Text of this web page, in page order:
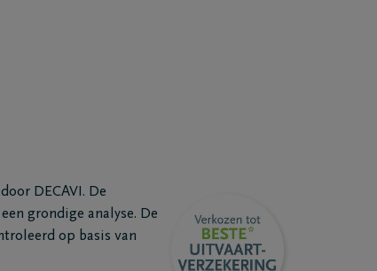
DECAVI. De
grondige analyse. De
op basis van